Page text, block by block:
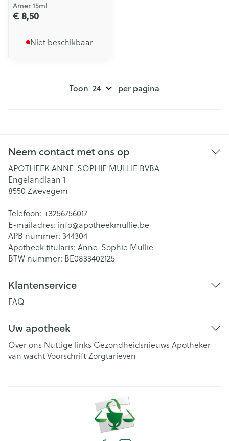
Amer 15ml
€ 8,50
Niet beschikbaar
Toon per pagina
Neem contact met ons op
APOTHEEK ANNE-SOPHIE MULLIE BVBA
Engelandlaan 1
8550 Zwevegem
Telefoon: +3256756017
E-mailadres: info@apotheekmullie.be
APB nummer: 344304
Apotheek titularis: Anne-Sophie Mullie
BTW nummer: BE0833402125
Klantenservice
FAQ
Uw apotheek
Over ons Nuttige links Gezondheidsnieuws Apotheker
van wachtVoorschriftZorgtarieven